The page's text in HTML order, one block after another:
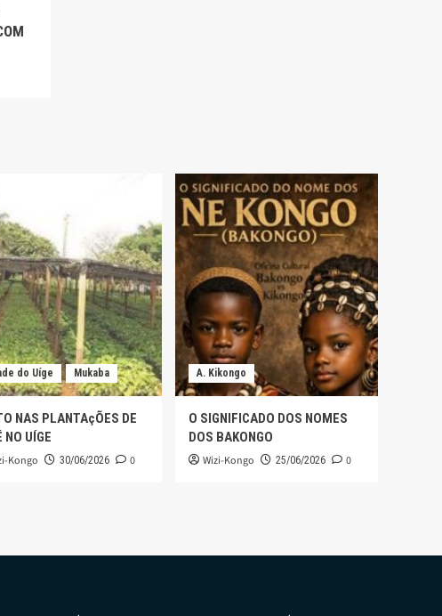
do Uíge Mukaba
NAS PLANTAçÕES DE
NO UÍGE
Kongo 30/06/2026 0
A. Kikongo
O SIGNIFICADO DOS NOMES
DOS BAKONGO
Wizi-Kongo 25/06/2026 0